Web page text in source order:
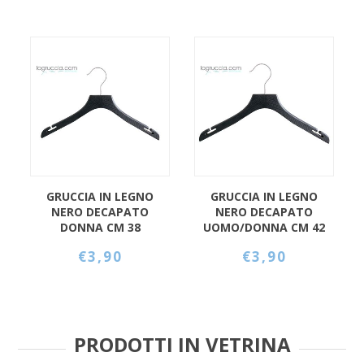
GRUCCIA IN LEGNO
NERO DECAPATO
UOMO/DONNA CM 42
€3,90
GRUCCIA IN LEGNO
NERO DECAPATO
DONNA CM 38
€5,90
PRODOTTI IN VETRINA